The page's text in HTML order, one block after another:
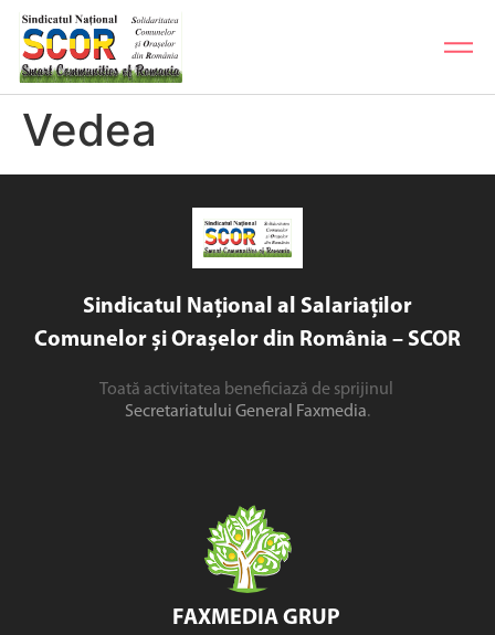
Vedea
Sindicatul Național al Salariaților
Comunelor și Orașelor din România – SCOR
Toată activitatea beneficiază de sprijinul
Secretariatului General Faxmedia.
FAXMEDIA GRUP